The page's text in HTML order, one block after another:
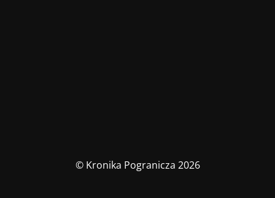
© Kronika Pogranicza 2026